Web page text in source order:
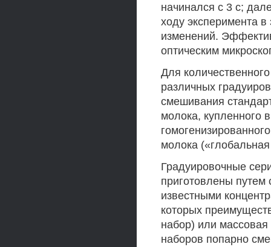
начинался с 3 с;
ходу эксперимента
изменений.
оптическим
Для
различных
смешивания
молока, купленного
молока
Градуировочные
приготовлены
известными
которых
набор) или
наборов попарно